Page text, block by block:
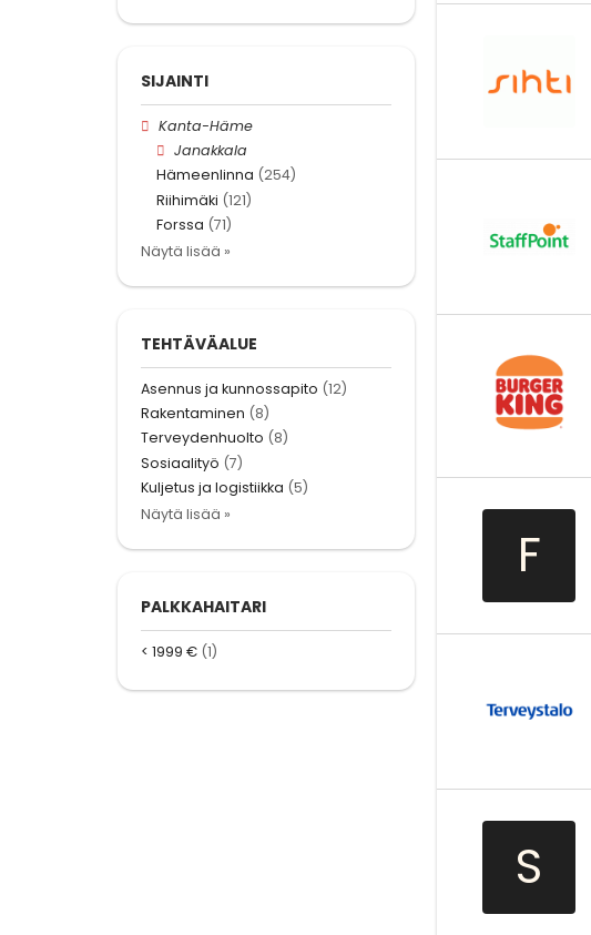
F
S
SIJAINTI
Kanta-Häme
Janakkala
Hämeenlinna (254)
Riihimäki (121)
Forssa (71)
Näytä lisää »
TEHTÄVÄALUE
Asennus ja kunnossapito (12)
Rakentaminen (8)
Terveydenhuolto (8)
Sosiaalityö (7)
Kuljetus ja logistiikka (5)
Näytä lisää »
PALKKAHAITARI
< 1999 € (1)